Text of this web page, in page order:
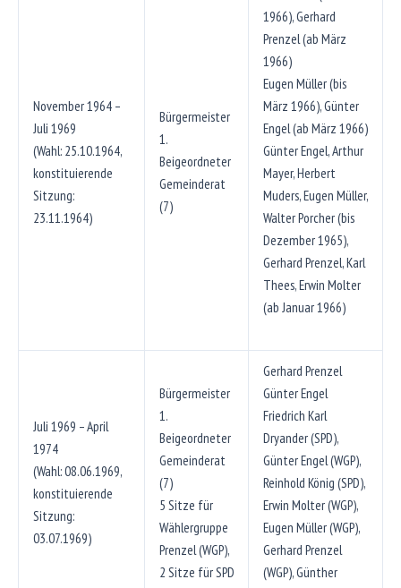
November 1964 –
Juli 1969
(Wahl: 25.10.1964,
konstituierende
Sitzung:
23.11.1964)
Bürgermeister
1.
Beigeordneter
Gemeinderat
(7)
1966), Gerhard
Prenzel (ab März
1966)
Eugen Müller (bis
März 1966), Günter
Engel (ab März 1966)
Günter Engel, Arthur
Mayer, Herbert
Muders, Eugen Müller,
Walter Porcher (bis
Dezember 1965),
Gerhard Prenzel, Karl
Thees, Erwin Molter
(ab Januar 1966)
Juli 1969 – April
1974
(Wahl: 08.06.1969,
konstituierende
Sitzung:
03.07.1969)
Bürgermeister
1.
Beigeordneter
Gemeinderat
(7)
5 Sitze für
Wählergruppe
Prenzel (WGP),
2 Sitze für SPD
Gerhard Prenzel
Günter Engel
Friedrich Karl
Dryander (SPD),
Günter Engel (WGP),
Reinhold König (SPD),
Erwin Molter (WGP),
Eugen Müller (WGP),
Gerhard Prenzel
(WGP), Günther